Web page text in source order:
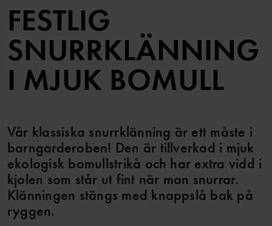
FESTLIG
SNURRKLÄNNING
I MJUK BOMULL
Vår klassiska snurrklänning är ett måste i
barngarderoben! Den är tillverkad i mjuk
ekologisk bomullstrikå och har extra vidd i
kjolen som står ut fint när man snurrar.
Klänningen stängs med knappslå bak på
ryggen.